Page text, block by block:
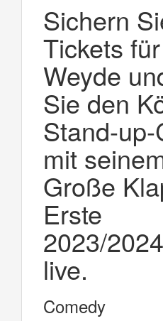
Sichern
Tickets
Weyde
Sie den
Stand-
mit
Große
Erste
2023/
live.
Comedy